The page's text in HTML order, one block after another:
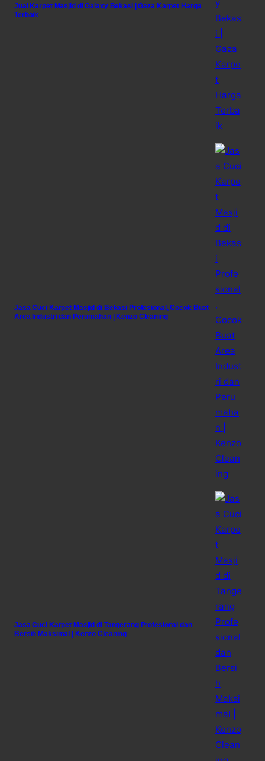
Jual Karpet Masjid di Galaxy Bekasi | Gaza Karpet Harga
Terbaik
Jasa Cuci Karpet Masjid di Bekasi Profesional, Cocok Buat
Area Industri dan Perumahan | Kenzo Cleaning
Jasa Cuci Karpet Masjid di Tangerang Profesional dan
Bersih Maksimal | Kenzo Cleaning